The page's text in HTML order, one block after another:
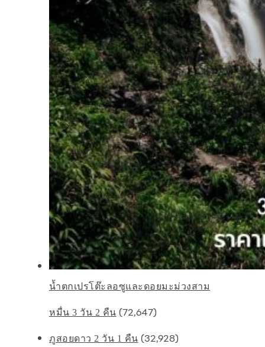
น้ำตกเปรโต๊ะลอซูและดอยมะม่วงสาม
หมื่น 3 วัน 2 คืน (72,647)
ภูสอยดาว 2 วัน 1 คืน (32,928)